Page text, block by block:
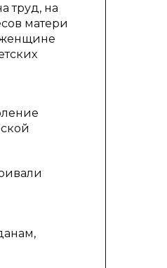
труд, на
матери
женщине